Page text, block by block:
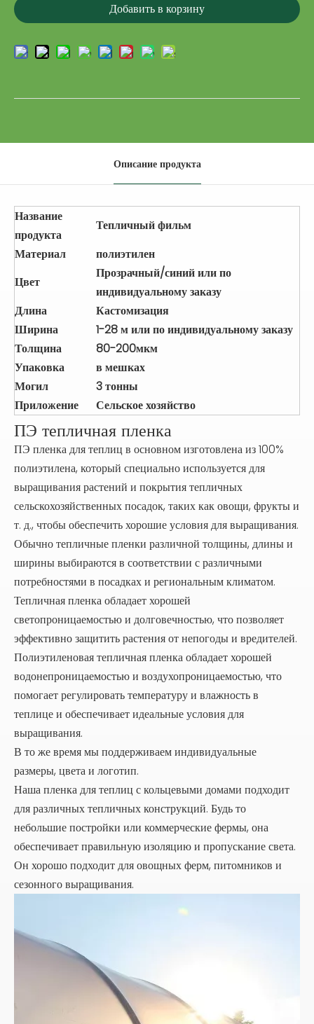
Добавить в корзину
Описание продукта
Название
продукта
Тепличный фильм
Материал
полиэтилен
Цвет
Прозрачный/синий или по
индивидуальному заказу
Длина
Кастомизация
Ширина
1-28 м или по индивидуальному заказу
Толщина
80-200мкм
Упаковка
в мешках
Могил
3 тонны
Приложение
Сельское хозяйство
ПЭ тепличная пленка
ПЭ пленка для теплиц в основном изготовлена ​​из 100%
полиэтилена, который специально используется для
выращивания растений и покрытия тепличных
сельскохозяйственных посадок, таких как овощи, фрукты и
т. д., чтобы обеспечить хорошие условия для выращивания.
Обычно тепличные пленки различной толщины, длины и
ширины выбираются в соответствии с различными
потребностями в посадках и региональным климатом.
Тепличная пленка обладает хорошей
светопроницаемостью и долговечностью, что позволяет
эффективно защитить растения от непогоды и вредителей.
Полиэтиленовая тепличная пленка обладает хорошей
водонепроницаемостью и воздухопроницаемостью, что
помогает регулировать температуру и влажность в
теплице и обеспечивает идеальные условия для
выращивания.
В то же время мы поддерживаем индивидуальные
размеры, цвета и логотип.
Наша пленка для теплиц с кольцевыми домами подходит
для различных тепличных конструкций. Будь то
небольшие постройки или коммерческие фермы, она
обеспечивает правильную изоляцию и пропускание света.
Он хорошо подходит для овощных ферм, питомников и
сезонного выращивания.